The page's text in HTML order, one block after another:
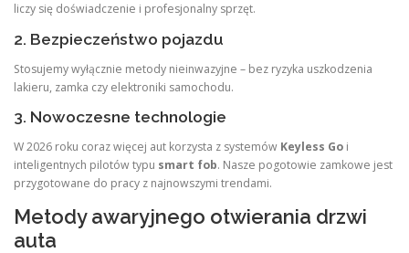
liczy się doświadczenie i profesjonalny sprzęt.
2. Bezpieczeństwo pojazdu
Stosujemy wyłącznie metody nieinwazyjne – bez ryzyka uszkodzenia
lakieru, zamka czy elektroniki samochodu.
3. Nowoczesne technologie
W 2026 roku coraz więcej aut korzysta z systemów Keyless Go i
inteligentnych pilotów typu smart fob. Nasze pogotowie zamkowe jest
przygotowane do pracy z najnowszymi trendami.
Metody awaryjnego otwierania drzwi
auta